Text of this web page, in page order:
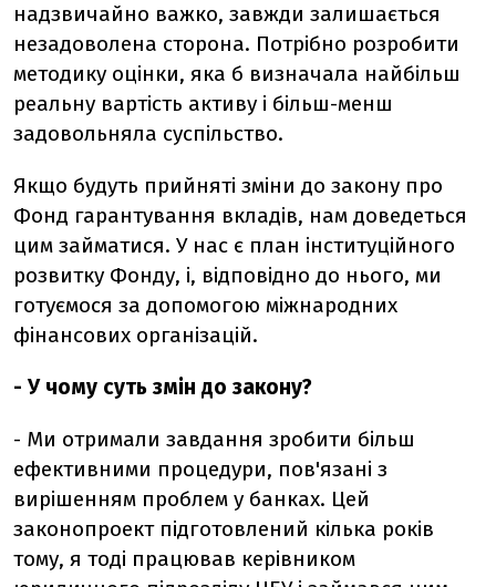
надзвичайно важко, завжди залишається
незадоволена сторона. Потрібно розробити
методику оцінки, яка б визначала найбільш
реальну вартість активу і більш-менш
задовольняла суспільство.
Якщо будуть прийняті зміни до закону про
Фонд гарантування вкладів, нам доведеться
цим займатися. У нас є план інституційного
розвитку Фонду, і, відповідно до нього, ми
готуємося за допомогою міжнародних
фінансових організацій.
- У чому суть змін до закону?
- Ми отримали завдання зробити більш
ефективними процедури, пов'язані з
вирішенням проблем у банках. Цей
законопроект підготовлений кілька років
тому, я тоді працював керівником